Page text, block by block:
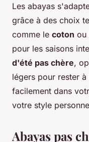
Les abayas
grâce à des choix
comme le coton ou
pour les saisons
d'été pas chère,
légers pour rester
facilement dans
votre style
Abayas pas